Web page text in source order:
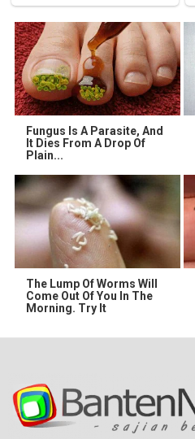
Fungus Is A Parasite, And
It Dies From A Drop Of
Plain...
The Lump Of Worms Will
Come Out Of You In The
Morning. Try It